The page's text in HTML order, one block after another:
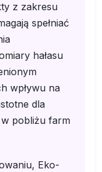
z zakresu
spełniać
hałasu
wpływu na
dla
pobliżu farm
Eko-